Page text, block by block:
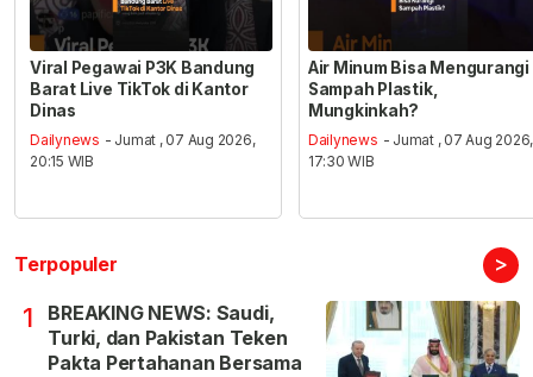
Viral Pegawai P3K Bandung
Barat Live TikTok di Kantor
Dinas
Dailynews - Jumat , 07 Aug 2026,
20:15 WIB
Air Minum Bisa Mengurangi
Sampah Plastik,
Mungkinkah?
Dailynews - Jumat , 07 Aug 2026,
17:30 WIB
Terpopuler >
1
BREAKING NEWS: Saudi,
Turki, dan Pakistan Teken
Pakta Pertahanan Bersama